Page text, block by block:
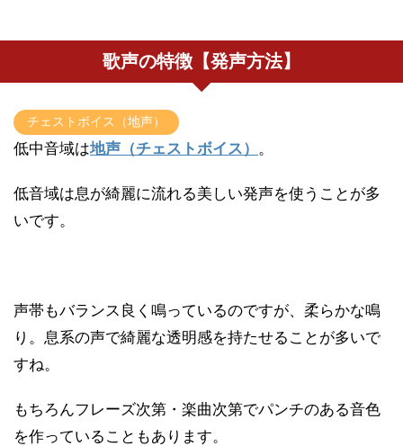
歌声の特徴【発声方法】
チェストボイス（地声）
低中音域は地声（チェストボイス） 。
低音域は息が綺麗に流れる美しい発声を使うことが多
いです。
声帯もバランス良く鳴っているのですが、柔らかな鳴
り。息系の声で綺麗な透明感を持たせることが多いで
すね。
もちろんフレーズ次第・楽曲次第でパンチのある音色
を作っていることもあります。